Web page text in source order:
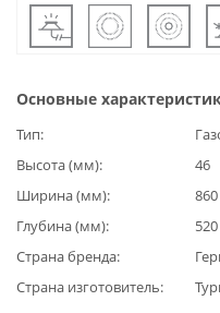
Основные
Тип
Высота (мм)
46
Ширина (мм)
860
Глубина (мм)
520
Страна бренда
Страна изготовитель